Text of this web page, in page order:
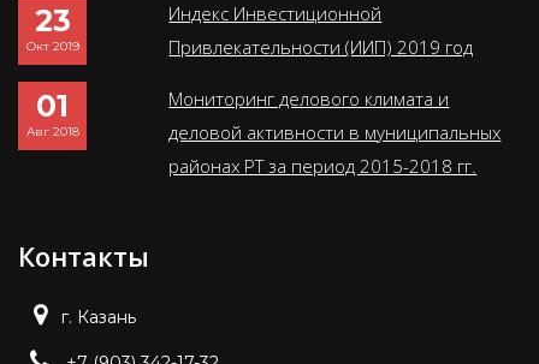
23
Окт 2019
Индекс Инвестиционной
Привлекательности (ИИП) 2019 год
01
Авг 2018
Мониторинг делового климата и
деловой активности в муниципальных
районах РТ за период 2015-2018 гг.
Контакты
г. Казань